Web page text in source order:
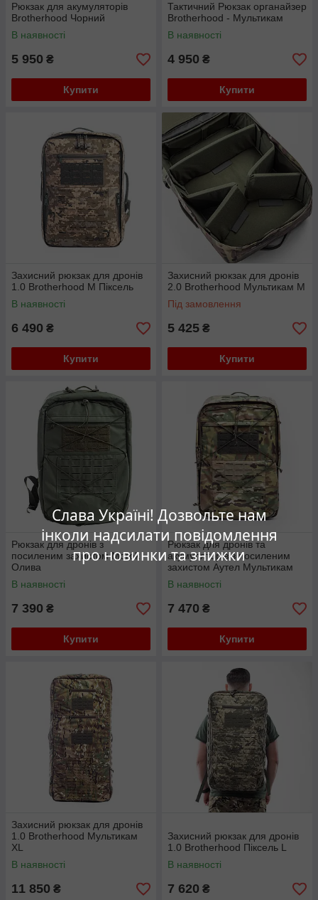
Слава Україні! Дозвольте нам
інколи надсилати повідомлення
про новинки та знижки
Рюкзак для акумуляторів
Brotherhood Чорний
В наявності
5 950 ₴
Купити
Тактичний Рюкзак органайзер
Brotherhood - Мультикам
В наявності
4 950 ₴
Купити
Захисний рюкзак для дронів
1.0 Brotherhood M Піксель
В наявності
6 490 ₴
Купити
Захисний рюкзак для дронів
2.0 Brotherhood Мультикам M
Під замовлення
5 425 ₴
Купити
Рюкзак для дронів з
посиленим захистом Morok
Олива
В наявності
7 390 ₴
Купити
Рюкзак для дронів та
акумуляторів з посиленим
захистом Аутел Мультикам
В наявності
7 470 ₴
Купити
Захисний рюкзак для дронів
1.0 Brotherhood Мультикам
XL
В наявності
11 850 ₴
Захисний рюкзак для дронів
1.0 Brotherhood Піксель L
В наявності
7 620 ₴